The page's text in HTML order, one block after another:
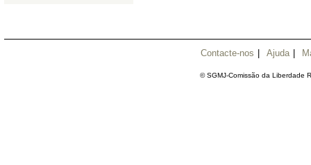
Contacte-nos Ajuda
© SGMJ-Comissão da Liberdade